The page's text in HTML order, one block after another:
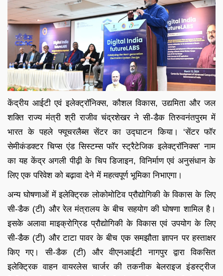
केंद्रीय आईटी एवं इलेक्ट्रॉनिक्स, कौशल विकास, उद्यमिता और जल
शक्ति राज्य मंत्री श्री राजीव चंद्रशेखर ने सी-डैक तिरुवनंतपुरम में
भारत के पहले फ्यूचरलैब्‍स सेंटर का उद्घाटन किया। ‘सेंटर फॉर
सेमीकंडक्टर चिप्स एंड सिस्टम्स फॉर स्ट्रैटेजिक इलेक्ट्रॉनिक्स’ नाम
का यह केंद्र अगली पीढ़ी के चिप डिजाइन, विनिर्माण एवं अनुसंधान के
लिए एक परिवेश को बढ़ावा देने में महत्वपूर्ण भूमिका निभाएगा।
अन्य घोषणाओं में इलेक्ट्रिक लोकोमोटिव प्रौद्योगिकी के विकास के लिए
सी-डैक (टी) और रेल मंत्रालय के बीच सहयोग की घोषणा शामिल है।
इसके अलावा माइक्रोग्रिड प्रौद्योगिकी के विकास एवं उपयोग के लिए
सी-डैक (टी) और टाटा पावर के बीच एक समझौता ज्ञापन पर हस्ताक्षर
किए गए। सी-डैक (टी) और वीएनआईटी नागपुर द्वारा विकसित
इलेक्ट्रिक वाहन वायरलेस चार्जर की तकनीक बेलराइज इंडस्ट्रीज